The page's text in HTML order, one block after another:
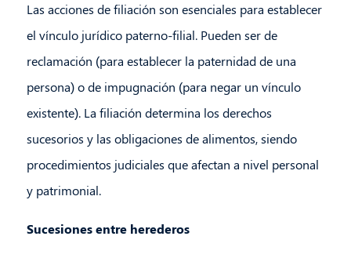
Las acciones de filiación son esenciales para establecer
el vínculo jurídico paterno-filial. Pueden ser de
reclamación (para establecer la paternidad de una
persona) o de impugnación (para negar un vínculo
existente). La filiación determina los derechos
sucesorios y las obligaciones de alimentos, siendo
procedimientos judiciales que afectan a nivel personal
y patrimonial.
Sucesiones entre herederos